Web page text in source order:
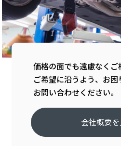
価格の面でも遠慮なくご
ご希望に沿うよう、お困
お問い合わせください。
会社概要